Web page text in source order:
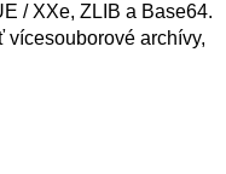
/ XXe, ZLIB a Base64.
archívy,